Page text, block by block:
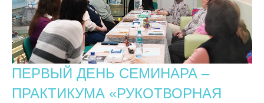
ПЕРВЫЙ ДЕНЬ СЕМИНАРА –
ПРАКТИКУМА «РУКОТВОРНАЯ